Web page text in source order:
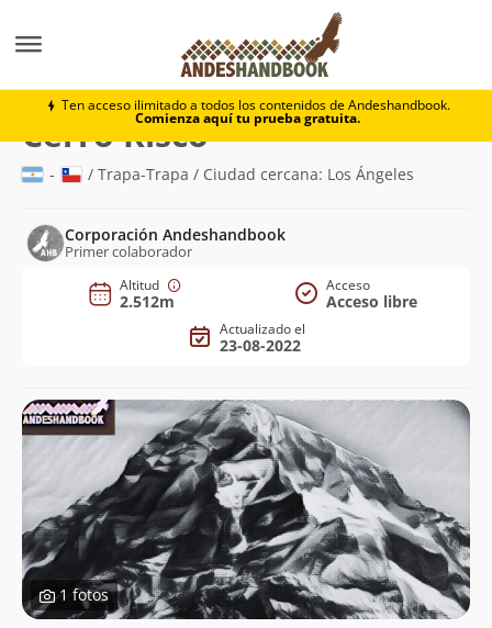
Ten acceso ilimitado a todos los contenidos de Andeshandbook.
Comienza aquí tu prueba gratuita.
Cerro Risco
Cerro Risco(2.512m)
- / Trapa-Trapa / Ciudad cercana: Los Ángeles
Corporación Andeshandbook
Primer colaborador
Altitud
2.512m
Acceso
Acceso libre
Actualizado el
23-08-2022
1 fotos